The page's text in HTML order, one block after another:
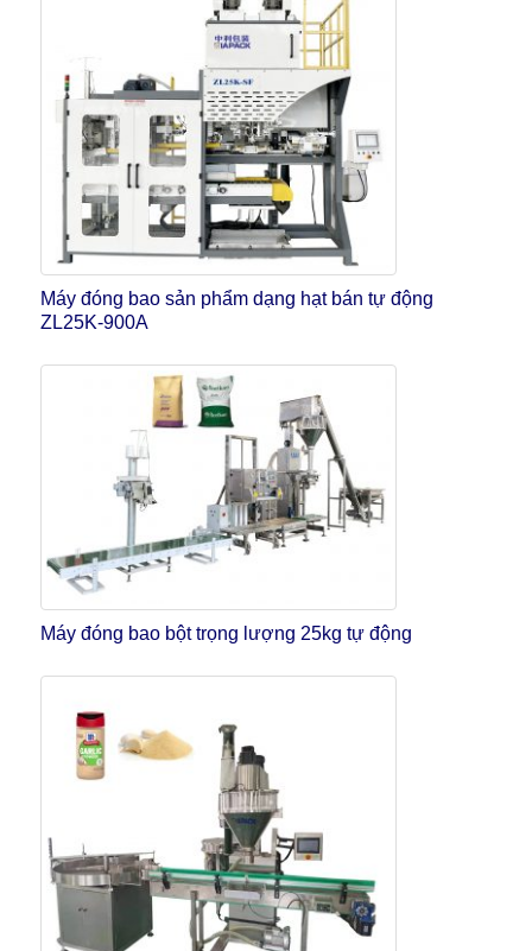
Máy đóng bao sản phẩm dạng hạt bán tự động
ZL25K-900A
Máy đóng bao bột trọng lượng 25kg tự động